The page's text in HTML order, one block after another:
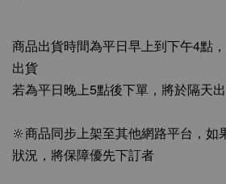
商品出貨時間為平日早上到下午4點
出貨
若為平日晚上5點後下單，將於隔天
🔆商品同步上架至其他網路平台，如
狀況，將保障優先下訂者